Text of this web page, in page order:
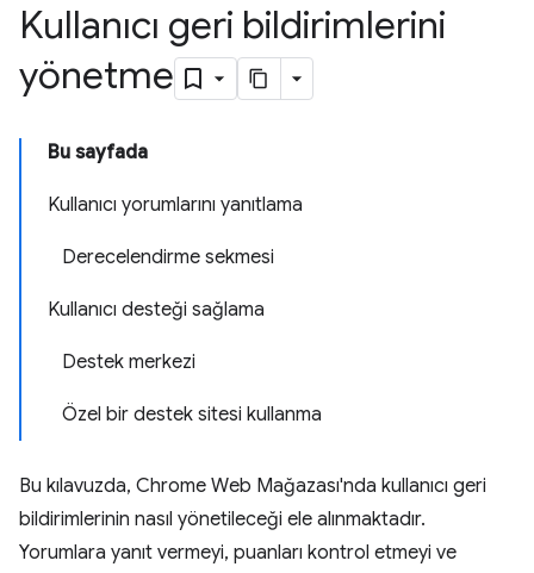
Kullanıcı geri bildirimlerini
yönetme
Bu sayfada
Kullanıcı yorumlarını yanıtlama
Derecelendirme sekmesi
Kullanıcı desteği sağlama
Destek merkezi
Özel bir destek sitesi kullanma
Bu kılavuzda, Chrome Web Mağazası'nda kullanıcı geri
bildirimlerinin nasıl yönetileceği ele alınmaktadır.
Yorumlara yanıt vermeyi, puanları kontrol etmeyi ve